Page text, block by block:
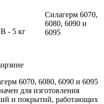
- 5 кг
Силагерм 6070,
6080, 6090 и
6095
6070, 6080, 6090 и 6095
для изготовления
и покрытий, работающих